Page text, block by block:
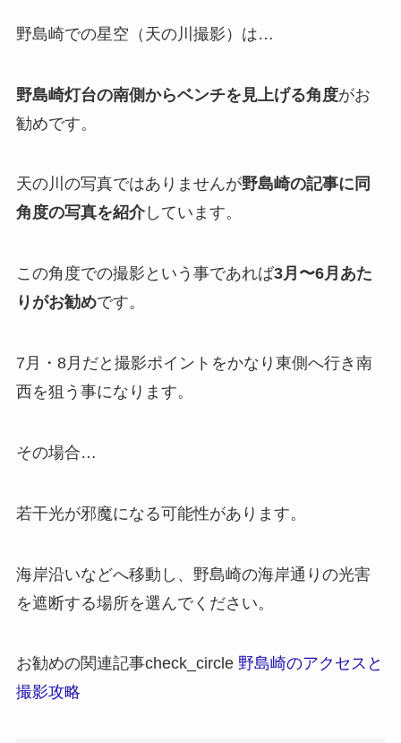
野島崎での星空（天の川撮影）は…
野島崎灯台の南側からベンチを見上げる角度がお
勧めです。
天の川の写真ではありませんが野島崎の記事に同
角度の写真を紹介しています。
この角度での撮影という事であれば3月〜6月あた
りがお勧めです。
7月・8月だと撮影ポイントをかなり東側へ行き南
西を狙う事になります。
その場合…
若干光が邪魔になる可能性があります。
海岸沿いなどへ移動し、野島崎の海岸通りの光害
を遮断する場所を選んでください。
お勧めの関連記事check_circle 野島崎のアクセスと
撮影攻略